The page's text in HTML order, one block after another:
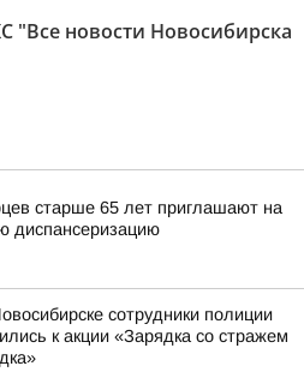
"Все новости Новосибирска
старше 65 лет приглашают на
диспансеризацию
сотрудники полиции
к акции «Зарядка со стражем